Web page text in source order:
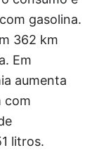
gasolina.
362 km
Em
aumenta
com
litros.